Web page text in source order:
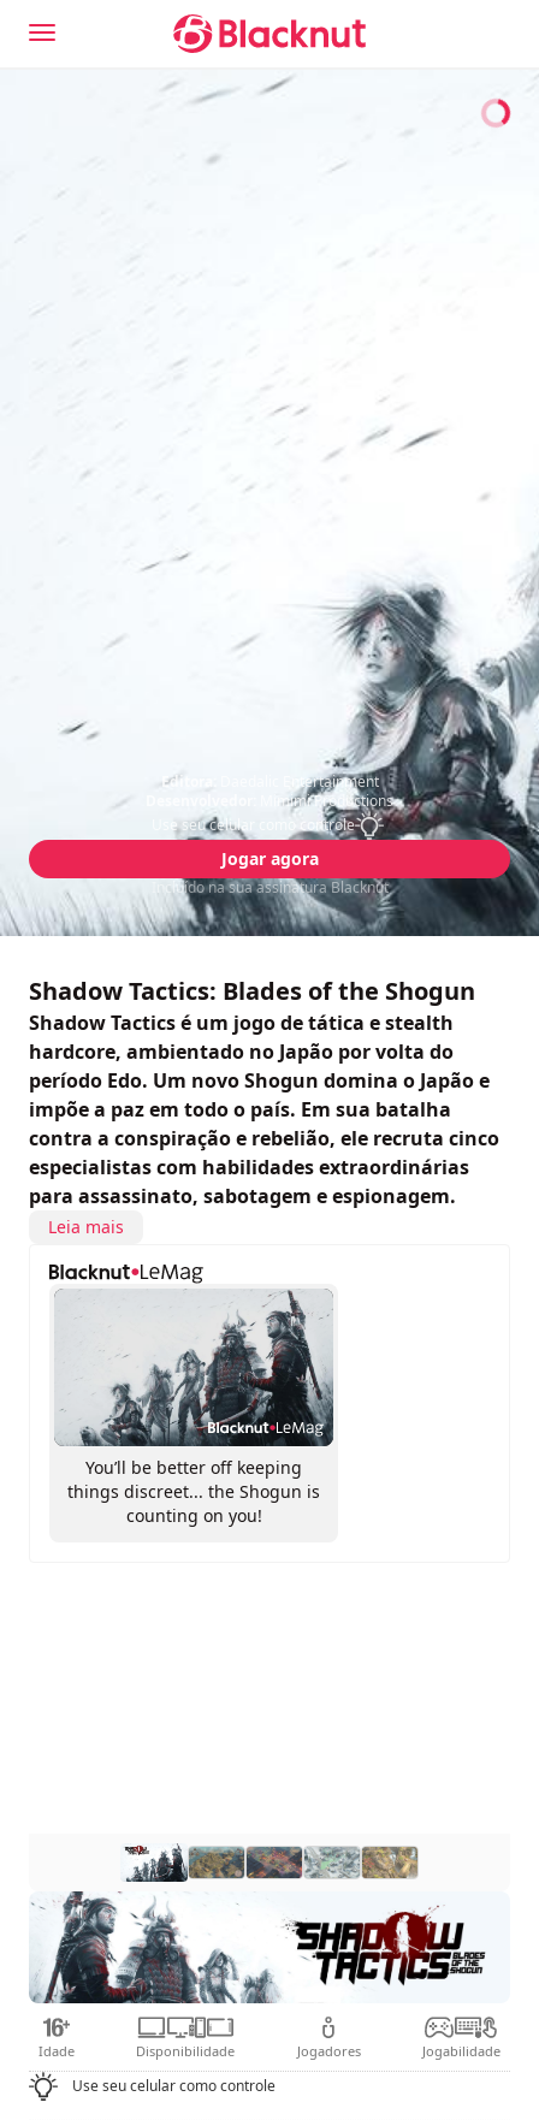
Editora:
Daedalic Entertainment
Mimimi Productions
Use seu celular como controle
Jogar agora
Incluído na sua assinatura Blacknut
Shadow Tactics: Blades of the Shogun
Shadow Tactics é um jogo de tática e stealth
hardcore, ambientado no Japão por volta do
período Edo. Um novo Shogun domina o Japão e
impõe a paz em todo o país. Em sua batalha
contra a conspiração e rebelião, ele recruta cinco
especialistas com habilidades extraordinárias
para assassinato, sabotagem e espionagem.
Leia mais
You’ll be better off keeping
things discreet... the Shogun is
counting on you!
Idade Disponibilidade Jogadores Jogabilidade
Use seu celular como controle